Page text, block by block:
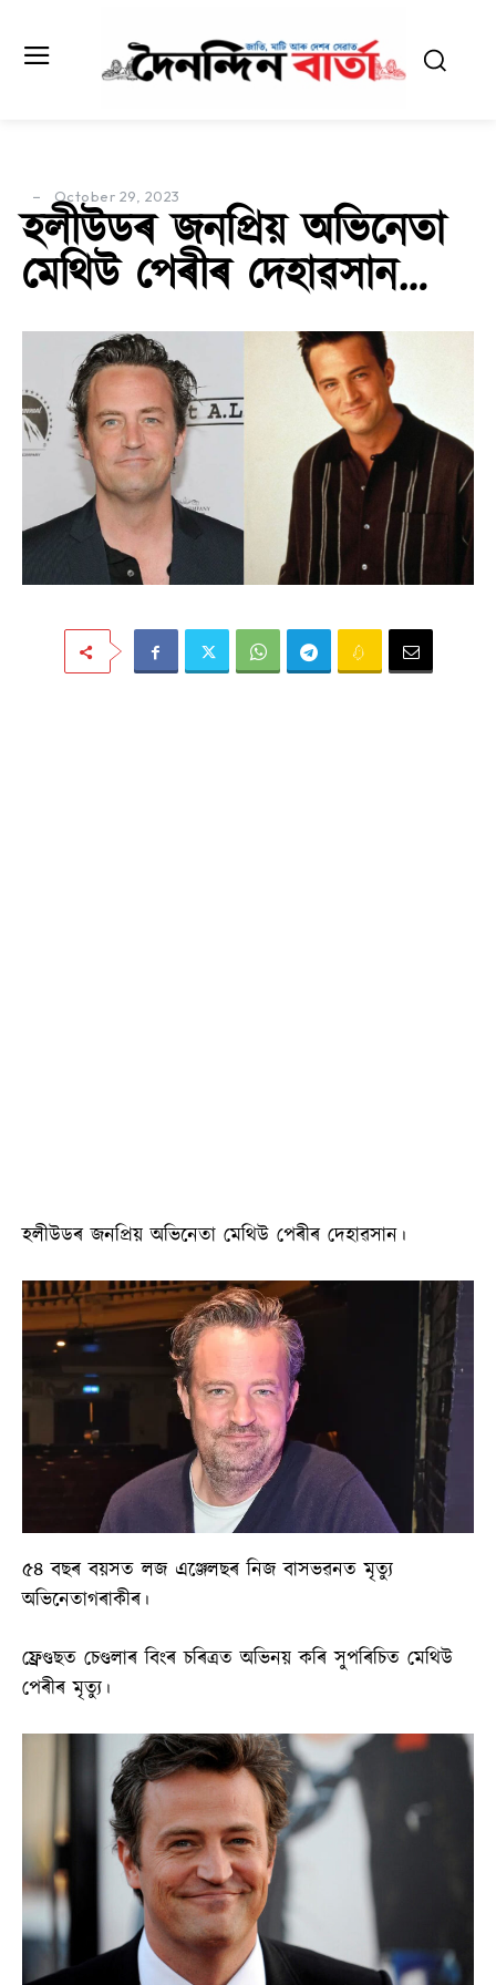
October 29, 2023
হলীউডৰ জনপ্ৰিয় অভিনেতা
মেথিউ পেৰীৰ দেহাৱসান…
হলীউডৰ জনপ্ৰিয় অভিনেতা মেথিউ পেৰীৰ দেহাৱসান।
৫৪ বছৰ বয়সত লজ এঞ্জেলছৰ নিজ বাসভৱনত মৃত্যু
অভিনেতাগৰাকীৰ।
ফ্ৰেণ্ডছত চেণ্ডলাৰ বিংৰ চৰিত্ৰত অভিনয় কৰি সুপৰিচিত মেথিউ
পেৰীৰ মৃত্যু।